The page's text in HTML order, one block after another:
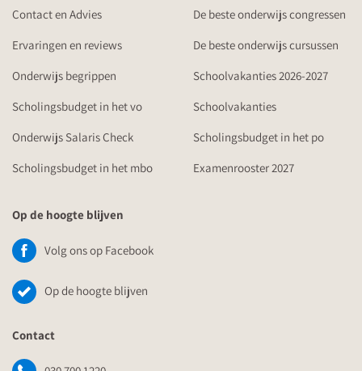
Contact en Advies
De beste onderwijs congressen
Ervaringen en reviews
De beste onderwijs cursussen
Onderwijs begrippen
Schoolvakanties 2026-2027
Scholingsbudget in het vo
Schoolvakanties
Onderwijs Salaris Check
Scholingsbudget in het po
Scholingsbudget in het mbo
Examenrooster 2027
Op de hoogte blijven
Volg ons op Facebook
Op de hoogte blijven
Contact